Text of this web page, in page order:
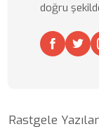
doğru
Rastgele Yazılar